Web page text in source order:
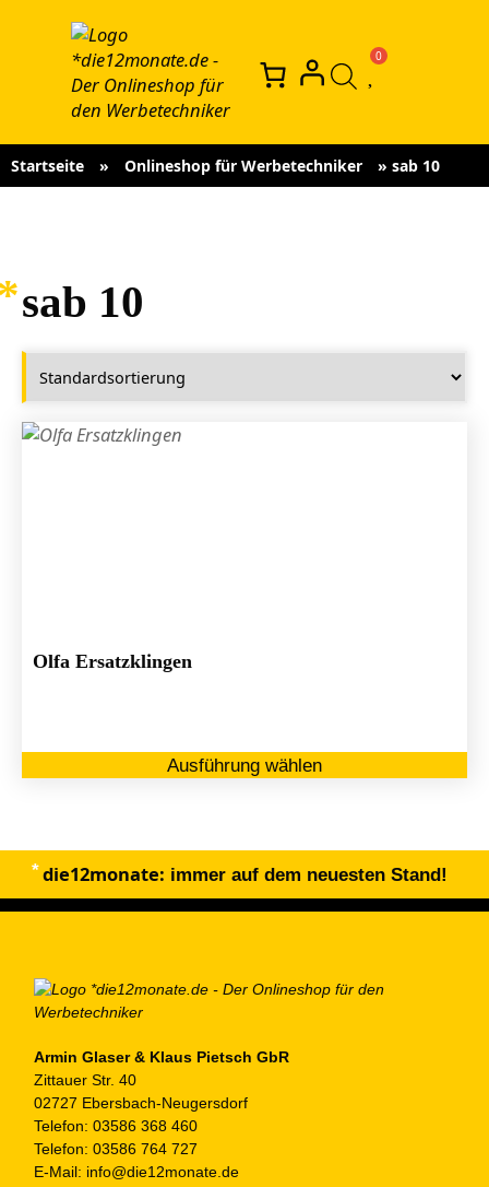
Startseite » Onlineshop für Werbetechniker » sab 10
sab 10
Olfa Ersatzklingen
Ausführung wählen
die12monate: immer auf dem neuesten Stand!
Armin Glaser & Klaus Pietsch GbR
Zittauer Str. 40
02727 Ebersbach-Neugersdorf
Telefon: 03586 368 460
Telefon: 03586 764 727
E-Mail: info@die12monate.de